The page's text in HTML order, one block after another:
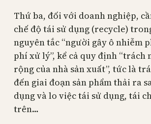
Thứ ba, đối với doanh nghiệp,
chế độ tái sử dụng (recycle)
nguyên tắc “người gây ô nhiễm
phí xử lý”, kể cả quy định “trách
rộng của nhà sản xuất”, tức là
đến giai đoạn sản phẩm thải ra
dụng và lo việc tái sử dụng, tái
trên…